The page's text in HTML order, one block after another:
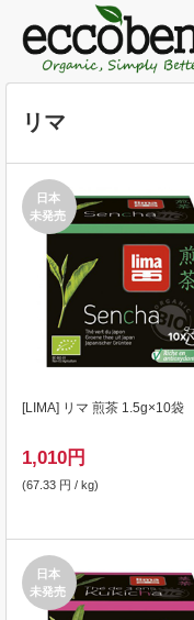
リマ
日本
未発売
[LIMA] リマ 煎茶 1.5g×10袋
1,010円
(67.33 円 / kg)
日本
未発売